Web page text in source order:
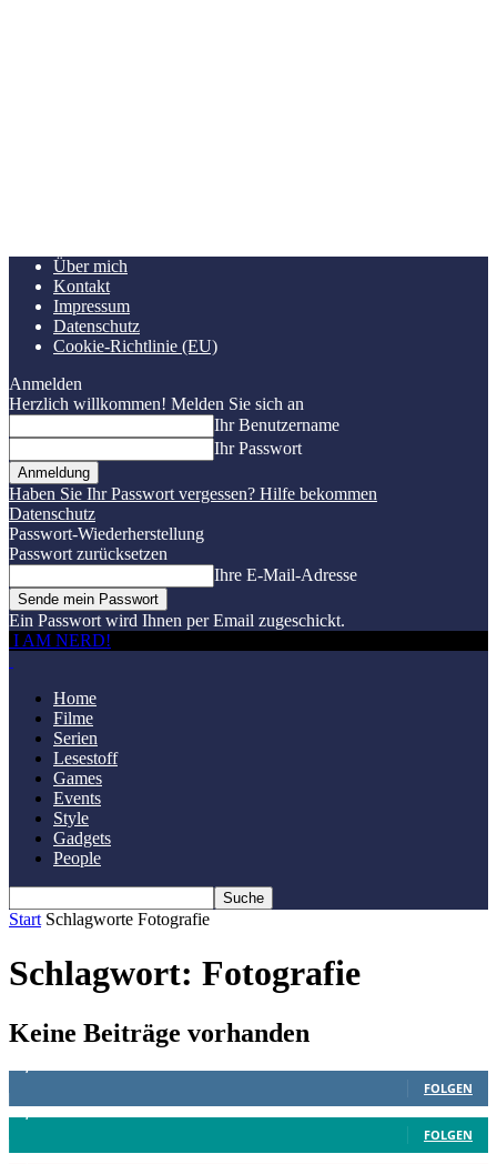
Über mich
Kontakt
Impressum
Datenschutz
Cookie-Richtlinie (EU)
Anmelden
Herzlich willkommen! Melden Sie sich an
Ihr Benutzername
Ihr Passwort
Haben Sie Ihr Passwort vergessen? Hilfe bekommen
Datenschutz
Passwort-Wiederherstellung
Passwort zurücksetzen
Ihre E-Mail-Adresse
Ein Passwort wird Ihnen per Email zugeschickt.
I AM NERD!
Home
Filme
Serien
Lesestoff
Games
Events
Style
Gadgets
People
Start Schlagworte Fotografie
Schlagwort: Fotografie
Keine Beiträge vorhanden
FOLGEN
FOLGEN